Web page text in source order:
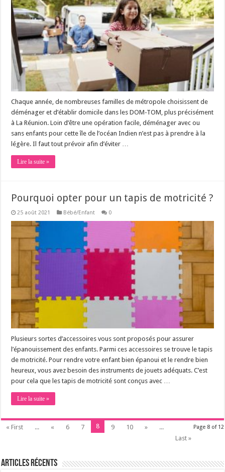
Chaque année, de nombreuses familles de métropole choisissent de
déménager et d’établir domicile dans les DOM-TOM, plus précisément
à La Réunion. Loin d’être une opération facile, déménager avec ou
sans enfants pour cette île de l’océan Indien n’est pas à prendre à la
légère. Il faut tout prévoir afin d’éviter …
Lire la suite »
Pourquoi opter pour un tapis de motricité ?
25 août 2021 Bébé/Enfant 0
Plusieurs sortes d’accessoires vous sont proposés pour assurer
l’épanouissement des enfants. Parmi ces accessoires se trouve le tapis
de motricité. Pour rendre votre enfant bien épanoui et le rendre bien
heureux, vous avez besoin des instruments de jouets adéquats. C’est
pour cela que les tapis de motricité sont conçus avec …
Lire la suite »
Page 8 of 12
« First ... « 6 7 8 9 10 »
...
Last »
Articles récents